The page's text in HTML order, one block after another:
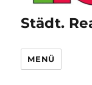
Städt.
MENÜ